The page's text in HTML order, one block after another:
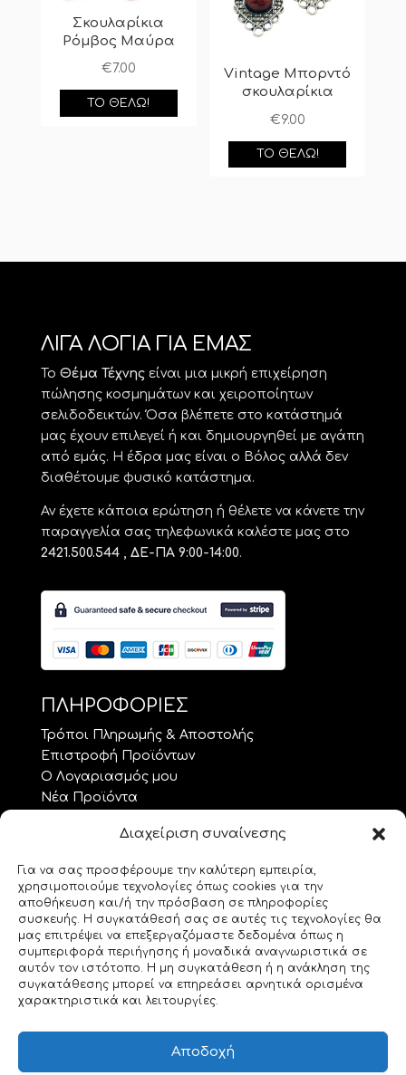
Διαχείριση συναίνεσης
Για να σας προσφέρουμε την καλύτερη εμπειρία,
χρησιμοποιούμε τεχνολογίες όπως cookies για την
αποθήκευση και/ή την πρόσβαση σε πληροφορίες
συσκευής. Η συγκατάθεσή σας σε αυτές τις τεχνολογίες θα
μας επιτρέψει να επεξεργαζόμαστε δεδομένα όπως η
συμπεριφορά περιήγησης ή μοναδικά αναγνωριστικά σε
αυτόν τον ιστότοπο. Η μη συγκατάθεση ή η ανάκληση της
συγκατάθεσης μπορεί να επηρεάσει αρνητικά ορισμένα
χαρακτηριστικά και λειτουργίες.
Αποδοχή
Σκουλαρίκια
Ρόμβος Μαύρα
€7.00
ΤΟ ΘΈΛΩ!
Vintage Μπορντό
σκουλαρίκια
€9.00
ΤΟ ΘΈΛΩ!
ΛΙΓΑ ΛΟΓΙΑ ΓΙΑ ΕΜΑΣ
Το Θέμα Τέχνηςείναι μια μικρή επιχείρηση
πώλησης κοσμημάτων και χειροποίητων
σελιδοδεικτών. Όσα βλέπετε στο κατάστημά
μας έχουν επιλεγεί ή και δημιουργηθεί με αγάπη
από εμάς. Η έδρα μας είναι ο Βόλος αλλά δεν
διαθέτουμε φυσικό κατάστημα.
Αν έχετε κάποια ερώτηση ή θέλετε να κάνετε την
παραγγελία σας τηλεφωνικά καλέστε μας στο
2421.500.544 , ΔΕ-ΠΑ 9:00-14:00.
ΠΛΗΡΟΦΟΡΙΕΣ
Τρόποι Πληρωμής & Αποστολής
Επιστροφή Προϊόντων
Ο Λογαριασμός μου
Νέα Προϊόντα
Όροι Χρήσης – GDPR
ΘΕΜΑΤΑ.. ΤΕΧΝΗΣ
Custom Made
Gemstones
Morse Code
Origami